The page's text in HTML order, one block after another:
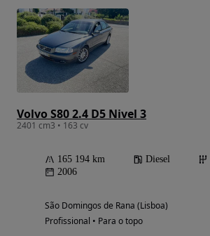
Volvo S80 2.4 D5 Nivel 3
2401 cm3 • 163 cv
165 194 km Diesel
2006
São Domingos de Rana (Lisboa)
Profissional • Para o topo